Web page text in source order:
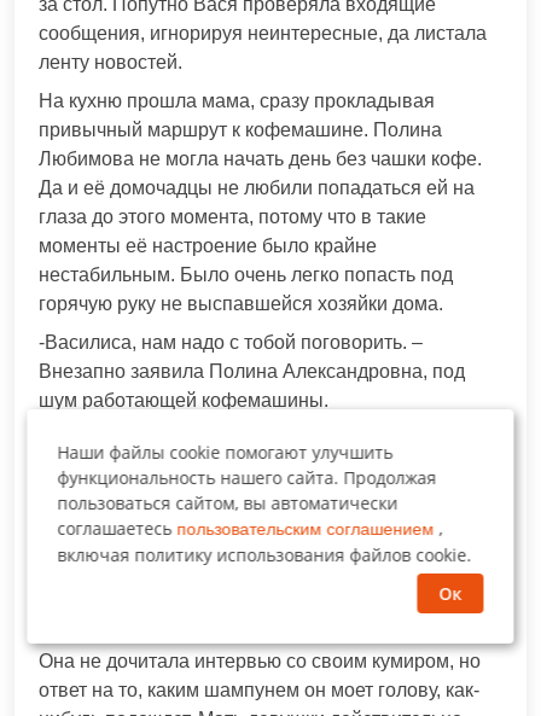
за стол. Попутно Вася проверяла входящие
сообщения, игнорируя неинтересные, да листала
ленту новостей.
На кухню прошла мама, сразу прокладывая
привычный маршрут к кофемашине. Полина
Любимова не могла начать день без чашки кофе.
Да и её домочадцы не любили попадаться ей на
глаза до этого момента, потому что в такие
моменты её настроение было крайне
нестабильным. Было очень легко попасть под
горячую руку не выспавшейся хозяйки дома.
-Василиса, нам надо с тобой поговорить. –
Внезапно заявила Полина Александровна, под
шум работающей кофемашины.
напряженные ноты в голосе мамы. По кухне
плавно распространялся аромат свежемолотых
кофейных зёрен…
-Я бы предпочла, чтобы ты сначала сделала пару
глотков кофе, а то тон у тебя больно пугающий. –
Она не дочитала интервью со своим кумиром, но
ответ на то, каким шампунем он моет голову, как-
Наши файлы cookie помогают улучшить
функциональность нашего сайта. Продолжая
пользоваться сайтом, вы автоматически
соглашаетесь пользовательским соглашением ,
включая политику использования файлов cookie.
Ок